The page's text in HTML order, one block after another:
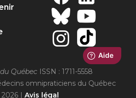
Québec ISSN : 1711-5558
omnipraticiens du Québec
| Avis légal